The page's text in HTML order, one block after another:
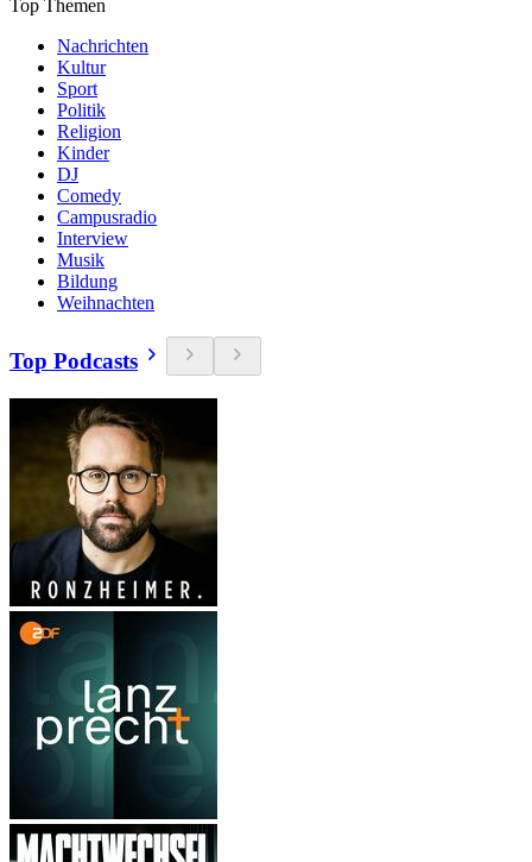
Top Themen
Nachrichten
Kultur
Sport
Politik
Religion
Kinder
DJ
Comedy
Campusradio
Interview
Musik
Bildung
Weihnachten
Top Podcasts